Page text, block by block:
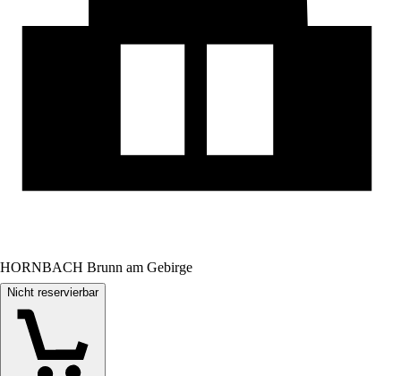
HORNBACH Brunn am Gebirge
Nicht reservierbar